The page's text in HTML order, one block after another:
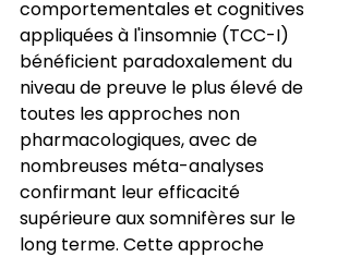
comportementales et cognitives
appliquées à l'insomnie (TCC-I)
bénéficient paradoxalement du
niveau de preuve le plus élevé de
toutes les approches non
pharmacologiques, avec de
nombreuses méta-analyses
confirmant leur efficacité
supérieure aux somnifères sur le
long terme. Cette approche